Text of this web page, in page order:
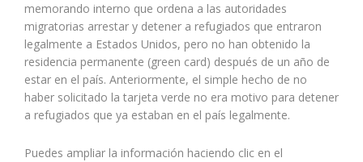
memorando interno que ordena a las autoridades
migratorias arrestar y detener a refugiados que entraron
legalmente a Estados Unidos, pero no han obtenido la
residencia permanente (green card) después de un año de
estar en el país. Anteriormente, el simple hecho de no
haber solicitado la tarjeta verde no era motivo para detener
a refugiados que ya estaban en el país legalmente.
Puedes ampliar la información haciendo clic en el